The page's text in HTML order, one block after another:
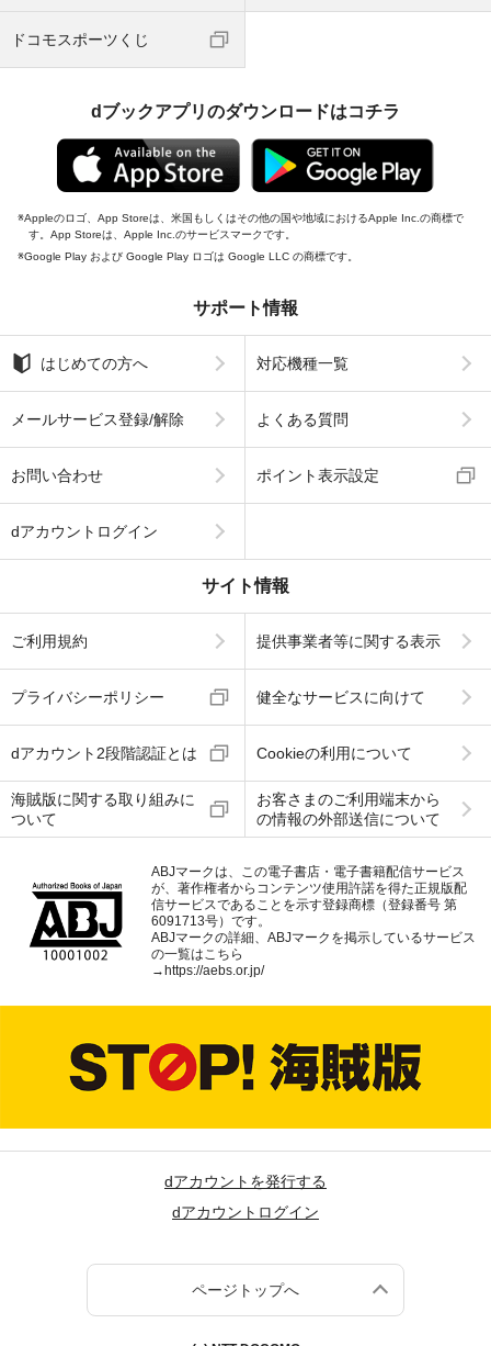
ドコモスポーツくじ
dブックアプリのダウンロードはコチラ
Appleのロゴ、App Storeは、米国もしくはその他の国や地域におけるApple Inc.の商標で
す。App Storeは、Apple Inc.のサービスマークです。
Google Play および Google Play ロゴは Google LLC の商標です。
サポート情報
はじめての方へ 対応機種一覧
メールサービス登録/解除 よくある質問
お問い合わせ ポイント表示設定
dアカウントログイン
サイト情報
ご利用規約 提供事業者等に関する表示
プライバシーポリシー 健全なサービスに向けて
dアカウント2段階認証とは Cookieの利用について
海賊版に関する取り組みに
ついて
お客さまのご利用端末から
の情報の外部送信について
ABJマークは、この電子書店・電子書籍配信サービス
が、著作権者からコンテンツ使用許諾を得た正規版配
信サービスであることを示す登録商標（登録番号 第
6091713号）です。
ABJマークの詳細、ABJマークを掲示しているサービス
の一覧はこちら
→https://aebs.or.jp/
dアカウントを発行する
dアカウントログイン
ページトップへ